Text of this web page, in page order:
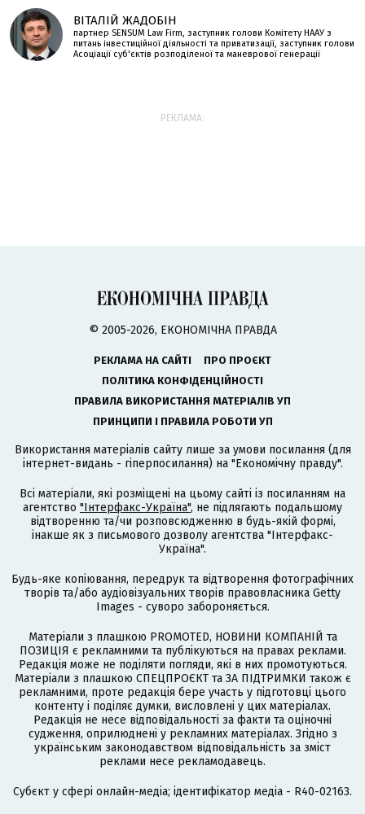
ВІТАЛІЙ ЖАДОБІН
партнер SENSUM Law Firm, заступник голови Комітету НААУ з
питань інвестиційної діяльності та приватизації, заступник голови
Асоціації суб'єктів розподіленої та маневрової генерації
РЕКЛАМА:
© 2005-2026, ЕКОНОМІЧНА ПРАВДА
РЕКЛАМА НА САЙТІ
ПРО ПРОЄКТ
ПОЛІТИКА КОНФІДЕНЦІЙНОСТІ
ПРАВИЛА ВИКОРИСТАННЯ МАТЕРІАЛІВ УП
ПРИНЦИПИ І ПРАВИЛА РОБОТИ УП
Використання матеріалів сайту лише за умови посилання (для
інтернет-видань - гіперпосилання) на "Економічну правду".
Всі матеріали, які розміщені на цьому сайті із посиланням на
агентство "Інтерфакс-Україна", не підлягають подальшому
відтворенню та/чи розповсюдженню в будь-якій формі,
інакше як з письмового дозволу агентства "Інтерфакс-
Україна".
Будь-яке копіювання, передрук та відтворення фотографічних
творів та/або аудіовізуальних творів правовласника Getty
Images - суворо забороняється.
Матеріали з плашкою PROMOTED, НОВИНИ КОМПАНІЙ та
ПОЗИЦІЯ є рекламними та публікуються на правах реклами.
Редакція може не поділяти погляди, які в них промотуються.
Матеріали з плашкою СПЕЦПРОЄКТ та ЗА ПІДТРИМКИ також є
рекламними, проте редакція бере участь у підготовці цього
контенту і поділяє думки, висловлені у цих матеріалах.
Редакція не несе відповідальності за факти та оціночні
судження, оприлюднені у рекламних матеріалах. Згідно з
українським законодавством відповідальність за зміст
реклами несе рекламодавець.
Cубєкт у сфері онлайн-медіа; ідентифікатор медіа - R40-02163.